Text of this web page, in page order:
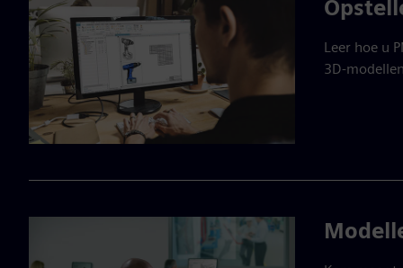
Leer hoe u
3D-